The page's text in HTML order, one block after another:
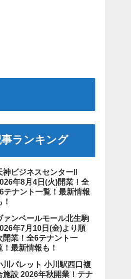
ランキング
神ビジネスセンターII
年8月4日(火)開業！全
テナント一覧！最新情報
！
ァンベールモール北生駒
年7月10日(金)より順
開業！全6テナント一
！最新情報も！
川パレット 小川駅西口複
施設 2026年秋開業！テナ